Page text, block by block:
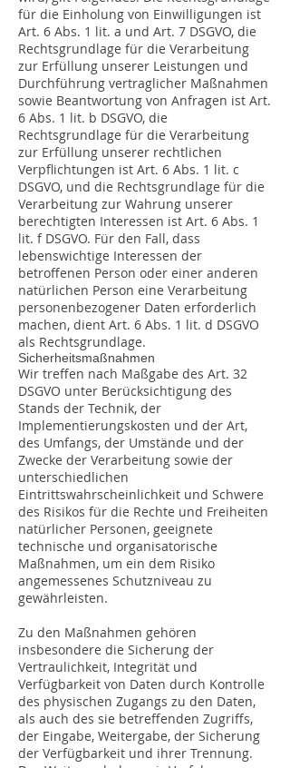
für die Einholung von Einwilligungen ist
Art. 6 Abs. 1 lit. a und Art. 7 DSGVO, die
Rechtsgrundlage für die Verarbeitung
zur Erfüllung unserer Leistungen und
Durchführung vertraglicher Maßnahmen
sowie Beantwortung von Anfragen ist Art.
6 Abs. 1 lit. b DSGVO, die
Rechtsgrundlage für die Verarbeitung
zur Erfüllung unserer rechtlichen
Verpflichtungen ist Art. 6 Abs. 1 lit. c
DSGVO, und die Rechtsgrundlage für die
Verarbeitung zur Wahrung unserer
berechtigten Interessen ist Art. 6 Abs. 1
lit. f DSGVO. Für den Fall, dass
lebenswichtige Interessen der
betroffenen Person oder einer anderen
natürlichen Person eine Verarbeitung
personenbezogener Daten erforderlich
machen, dient Art. 6 Abs. 1 lit. d DSGVO
als Rechtsgrundlage.
Sicherheitsmaßnahmen
Wir treffen nach Maßgabe des Art. 32
DSGVO unter Berücksichtigung des
Stands der Technik, der
Implementierungskosten und der Art,
des Umfangs, der Umstände und der
Zwecke der Verarbeitung sowie der
unterschiedlichen
Eintrittswahrscheinlichkeit und Schwere
des Risikos für die Rechte und Freiheiten
natürlicher Personen, geeignete
technische und organisatorische
Maßnahmen, um ein dem Risiko
angemessenes Schutzniveau zu
gewährleisten.
Zu den Maßnahmen gehören
insbesondere die Sicherung der
Vertraulichkeit, Integrität und
Verfügbarkeit von Daten durch Kontrolle
des physischen Zugangs zu den Daten,
als auch des sie betreffenden Zugriffs,
der Eingabe, Weitergabe, der Sicherung
der Verfügbarkeit und ihrer Trennung.